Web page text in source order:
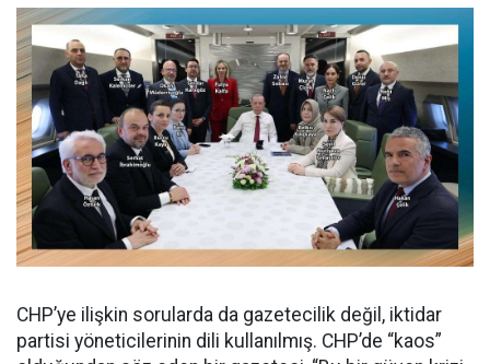
CHP’ye ilişkin sorularda da gazetecilik değil, iktidar
partisi yöneticilerinin dili kullanılmış. CHP’de “kaos”